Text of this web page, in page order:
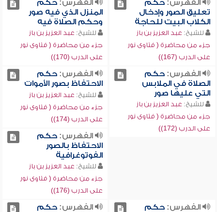
الفهرس:حكم
تعليق الصور وإدخال
الكلاب البيت للحاجة
للشيخ: عبد العزيز بن باز
جزء من محاضرة ( فتاوى نور
على الدرب (167))
الفهرس:حكم
المنزل الذي فيه صور
وحكم الصلاة فيه
للشيخ: عبد العزيز بن باز
جزء من محاضرة ( فتاوى نور
على الدرب (170))
الفهرس:حكم
الصلاة في الملابس
التي عليها صور
للشيخ: عبد العزيز بن باز
جزء من محاضرة ( فتاوى نور
على الدرب (172))
الفهرس:حكم
الاحتفاظ بصور الأموات
للشيخ: عبد العزيز بن باز
جزء من محاضرة ( فتاوى نور
على الدرب (174))
الفهرس:حكم
الاحتفاظ بالصور
الفوتوغرافية
للشيخ: عبد العزيز بن باز
جزء من محاضرة ( فتاوى نور
على الدرب (176))
الفهرس:حكم
الفهرس:حكم